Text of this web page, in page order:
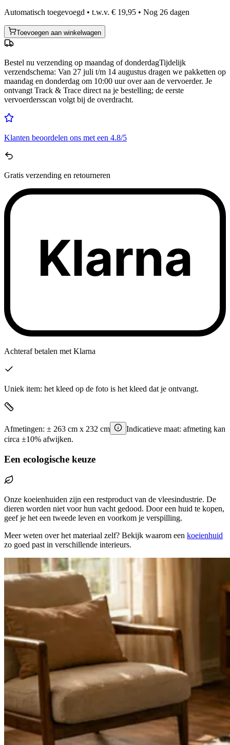
Automatisch toegevoegd • t.w.v. € 19,95 • Nog 26 dagen
Toevoegen aan winkelwagen
Bestel nu verzending op maandag of donderdagTijdelijk
verzendschema: Van 27 juli t/m 14 augustus dragen we pakketten op
maandag en donderdag om 10:00 uur over aan de vervoerder. Je
ontvangt Track & Trace direct na je bestelling; de eerste
vervoerdersscan volgt bij de overdracht.
Klanten beoordelen ons met een 4.8/5
Gratis verzending en retourneren
Klarna
Achteraf betalen met Klarna
Uniek item: het kleed op de foto is het kleed dat je ontvangt.
Afmetingen: ± 263 cm x 232 cm
Indicatieve maat: afmeting kan
circa ±10% afwijken.
Een ecologische keuze
Onze koeienhuiden zijn een restproduct van de vleesindustrie. De
dieren worden niet voor hun vacht gedood. Door een huid te kopen,
geef je het een tweede leven en voorkom je verspilling.
Meer weten over het materiaal zelf? Bekijk waarom een koeienhuid
zo goed past in verschillende interieurs.